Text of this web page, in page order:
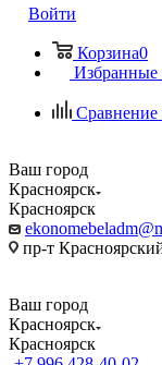
Войти
Корзина0
Избранные
Сравнение
Ваш город
Красноярск
Красноярск
пр-т
Ваш город
Красноярск
Красноярск